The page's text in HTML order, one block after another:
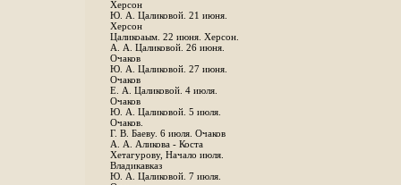
Херсон
Ю. А. Цаликовой. 21 июня.
Херсон
Цаликоаым. 22 июня. Херсон.
А. А. Цаликовой. 26 июня.
Очаков
Ю. А. Цаликовой. 27 июня.
Очаков
Е. А. Цаликовой. 4 июля.
Очаков
Ю. А. Цаликовой. 5 июля.
Очаков.
Г. В. Баеву. 6 июля. Очаков
А. А. Аликова - Коста
Хетагурову, Начало июля.
Владикавказ
Ю. А. Цаликовой. 7 июля.